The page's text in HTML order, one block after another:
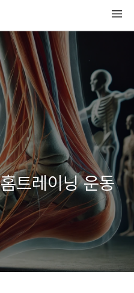
트레이닝 운동